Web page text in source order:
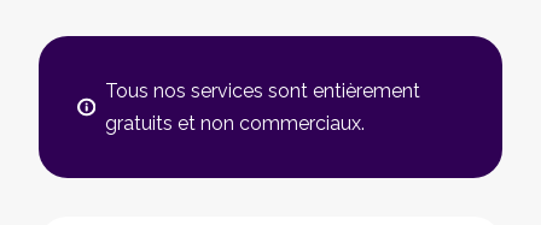
Tous nos services sont entièrement
gratuits et non commerciaux.